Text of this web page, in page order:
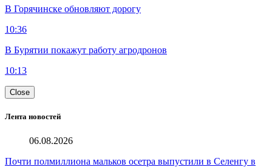
В Горячинске обновляют дорогу
10:36
В Бурятии покажут работу агродронов
10:13
Close
Лента новостей
06.08.2026
Почти полмиллиона мальков осетра выпустили в Селенгу в